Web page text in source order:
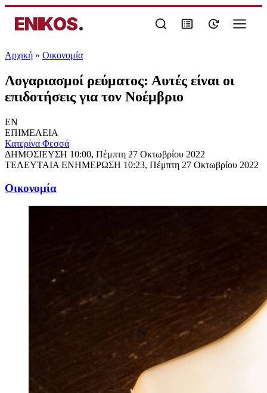
ENIKOS.
Αρχική » Oικονομία
Λογαριασμοί ρεύματος: Αυτές είναι οι
επιδοτήσεις για τον Νοέμβριο
EN
ΕΠΙΜΕΛΕΙΑ
Κατερίνα Φεσσά
ΔΗΜΟΣΙΕΥΣΗ 10:00, Πέμπτη 27 Οκτωβρίου 2022
ΤΕΛΕΥΤΑΙΑ ΕΝΗΜΕΡΩΣΗ 10:23, Πέμπτη 27 Οκτωβρίου 2022
Oικονομία